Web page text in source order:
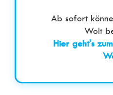
Ab sofort
Wolt
Hier geht's